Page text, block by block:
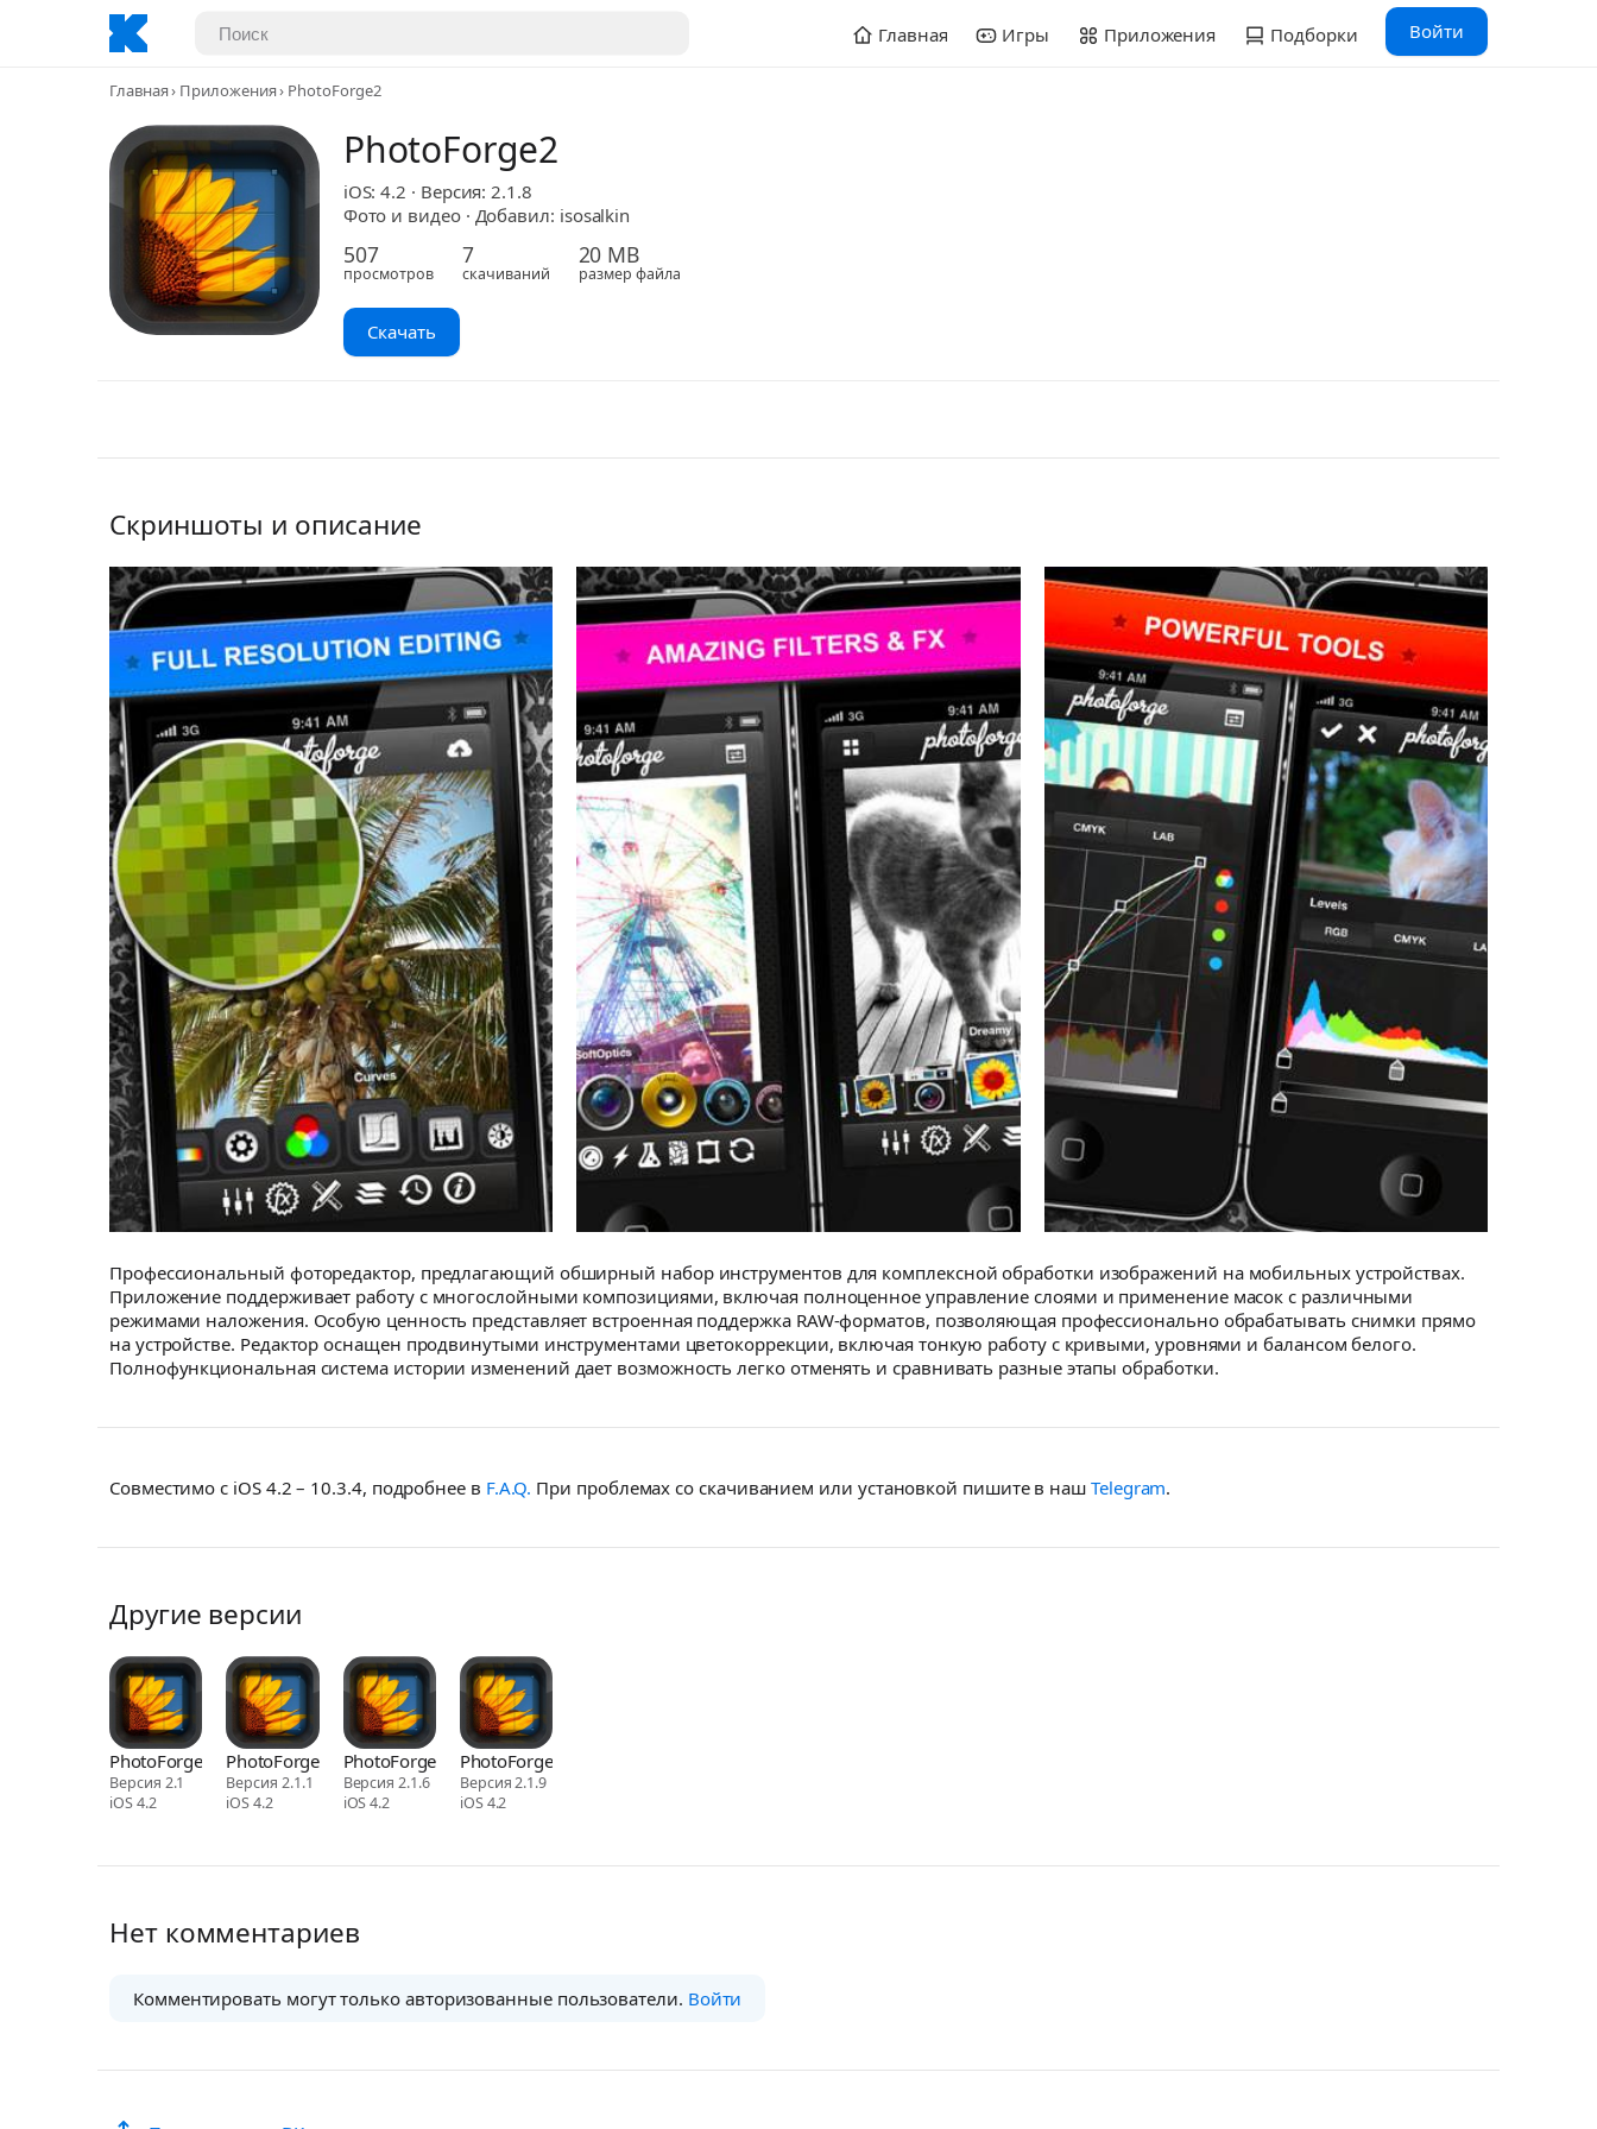
Главная Игры Приложения Подборки Войти
Главная Приложения PhotoForge2
PhotoForge2
iOS: 4.2 · Версия: 2.1.8
Фото и видео · Добавил: isosalkin
507
просмотров
7
скачиваний
20 MB
размер файла
Скачать
Скриншоты и описание
Профессиональный фоторедактор, предлагающий обширный набор инструментов для комплексной обработки изображений на мобильных устройствах.
Приложение поддерживает работу с многослойными композициями, включая полноценное управление слоями и применение масок с различными
режимами наложения. Особую ценность представляет встроенная поддержка RAW-форматов, позволяющая профессионально обрабатывать снимки прямо
на устройстве. Редактор оснащен продвинутыми инструментами цветокоррекции, включая тонкую работу с кривыми, уровнями и балансом белого.
Полнофункциональная система истории изменений дает возможность легко отменять и сравнивать разные этапы обработки.
Совместимо с iOS 4.2 – 10.3.4, подробнее в F.A.Q. При проблемах со скачиванием или установкой пишите в нашTelegram.
Другие версии
PhotoForge2
Версия 2.1
iOS 4.2
PhotoForge2
Версия 2.1.1
iOS 4.2
PhotoForge2
Версия 2.1.6
iOS 4.2
PhotoForge2
Версия 2.1.9
iOS 4.2
Нет комментариев
Комментировать могут только авторизованные пользователи. Войти